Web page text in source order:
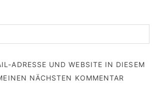
ADRESSE UND WEBSITE IN DIESEM
NÄCHSTEN KOMMENTAR